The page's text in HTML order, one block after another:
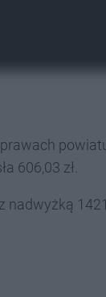
606,03 zł.